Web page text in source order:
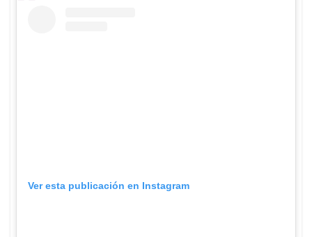
Ver esta publicación en Instagram